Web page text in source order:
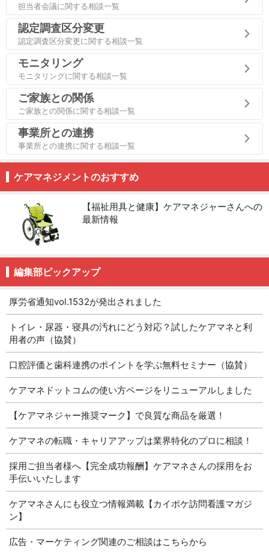
担当者会議に関する相談一覧
認定調査区分変更
認定調査区分変更に関する相談一覧
モニタリング
モニタリングに関する相談一覧
ご家族との関係
ご家族との関係に関する相談一覧
事業所との連携
事業所との連携に関する相談一覧
ケアマネジメントのおすすめ
【福祉用具と健康】ケアマネジャーさんへの
最新情報
編集部ピックアップ
厚労省通知vol.1532が発出されました
トイレ・尿器・寝具の汚れにどう対応？試したケアマネと利
用者の声（協賛）
口腔評価と歯科連携のポイントを学ぶ無料セミナー（協賛）
ケアマネドットコムの使い方ページをリニューアルしました
【ケアマネジャー推奨マーク】で良質な商品を厳選！
ケアマネの転職・キャリアアップは業界特化のプロに相談！
採用ご担当者様へ【完全成功報酬】ケアマネさんの採用をお
手伝いいたします
ケアマネさんにも役立つ情報満載【カイポケ訪問看護マガジ
ン】
広告・マーケティング関連のご相談はこちらから